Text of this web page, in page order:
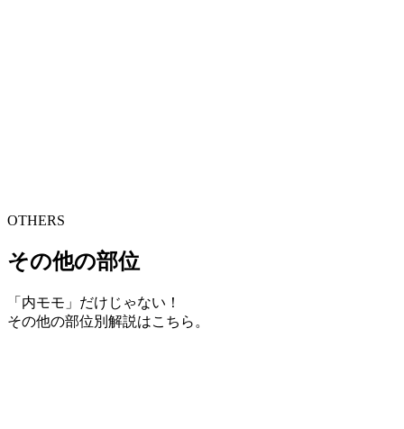
OTHERS
その他の部位
「内モモ」だけじゃない！
その他の部位別解説はこちら。